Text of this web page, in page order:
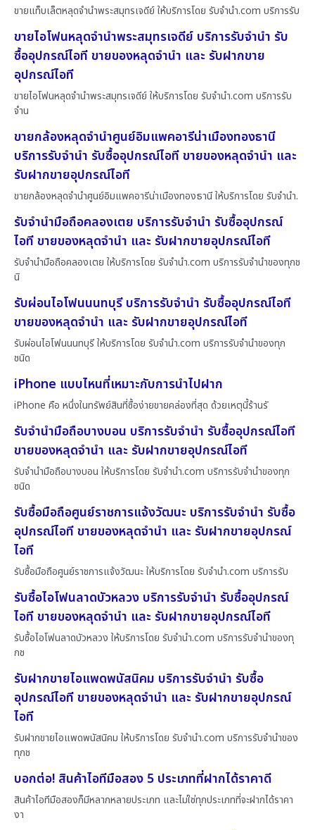
ขายแท็บเล็ตหลุดจำนำพระสมุทรเจดีย์ ให้บริการโดย รับจํานํา.com บริการรับ
ขายไอโฟนหลุดจำนำพระสมุทรเจดีย์ บริการรับจำนำ รับ
ซื้ออุปกรณ์ไอที ขายของหลุดจำนำ และ รับฝากขาย
อุปกรณ์ไอที
ขายไอโฟนหลุดจำนำพระสมุทรเจดีย์ ให้บริการโดย รับจํานํา.com บริการรับ
จำน
ขายกล้องหลุดจำนำศูนย์อิมแพคอารีน่าเมืองทองธานี
บริการรับจำนำ รับซื้ออุปกรณ์ไอที ขายของหลุดจำนำ และ
รับฝากขายอุปกรณ์ไอที
ขายกล้องหลุดจำนำศูนย์อิมแพคอารีน่าเมืองทองธานี ให้บริการโดย รับจํานํา.
รับจำนำมือถือคลองเตย บริการรับจำนำ รับซื้ออุปกรณ์
ไอที ขายของหลุดจำนำ และ รับฝากขายอุปกรณ์ไอที
รับจำนำมือถือคลองเตย ให้บริการโดย รับจํานํา.com บริการรับจำนำของทุกช
นิ
รับผ่อนไอโฟนนนทบุรี บริการรับจำนำ รับซื้ออุปกรณ์ไอที
ขายของหลุดจำนำ และ รับฝากขายอุปกรณ์ไอที
รับผ่อนไอโฟนนนทบุรี ให้บริการโดย รับจํานํา.com บริการรับจำนำของทุก
ชนิด
iPhone แบบไหนที่เหมาะกับการนำไปฝาก
iPhone คือ หนึ่งในทรัพย์สินที่ซื้อง่ายขายคล่องที่สุด ด้วยเหตุนี้ร้านรั
รับจำนำมือถือบางบอน บริการรับจำนำ รับซื้ออุปกรณ์ไอที
ขายของหลุดจำนำ และ รับฝากขายอุปกรณ์ไอที
รับจำนำมือถือบางบอน ให้บริการโดย รับจํานํา.com บริการรับจำนำของทุก
ชนิด
รับซื้อมือถือศูนย์ราชการแจ้งวัฒนะ บริการรับจำนำ รับซื้อ
อุปกรณ์ไอที ขายของหลุดจำนำ และ รับฝากขายอุปกรณ์
ไอที
รับซื้อมือถือศูนย์ราชการแจ้งวัฒนะ ให้บริการโดย รับจํานํา.com บริการรับ
รับซื้อไอโฟนลาดบัวหลวง บริการรับจำนำ รับซื้ออุปกรณ์
ไอที ขายของหลุดจำนำ และ รับฝากขายอุปกรณ์ไอที
รับซื้อไอโฟนลาดบัวหลวง ให้บริการโดย รับจํานํา.com บริการรับจำนำของทุ
กช
รับฝากขายไอแพดพนัสนิคม บริการรับจำนำ รับซื้อ
อุปกรณ์ไอที ขายของหลุดจำนำ และ รับฝากขายอุปกรณ์
ไอที
รับฝากขายไอแพดพนัสนิคม ให้บริการโดย รับจํานํา.com บริการรับจำนำของ
ทุกช
บอกต่อ! สินค้าไอทีมือสอง 5 ประเภทที่ฝากได้ราคาดี
สินค้าไอทีมือสองก็มีหลากหลายประเภท และไม่ใช่ทุกประเภทที่จะฝากได้ราคา
งา